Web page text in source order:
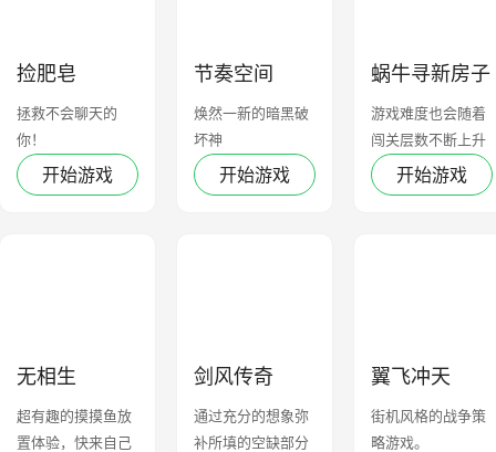
捡肥皂
拯救不会聊天的
你！
开始游戏
节奏空间
焕然一新的暗黑破
坏神
开始游戏
蜗牛寻新房子
游戏难度也会随着
闯关层数不断上升
开始游戏
无相生
超有趣的摸摸鱼放
置体验，快来自己
剑风传奇
通过充分的想象弥
补所填的空缺部分
翼飞冲天
街机风格的战争策
略游戏。